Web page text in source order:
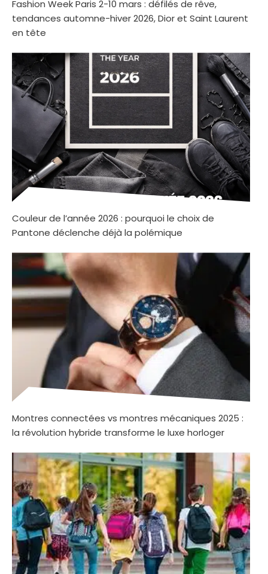
Fashion Week Paris 2-10 mars : défilés de rêve,
tendances automne-hiver 2026, Dior et Saint Laurent
en tête
Couleur de l’année 2026 : pourquoi le choix de
Pantone déclenche déjà la polémique
Montres connectées vs montres mécaniques 2025 :
la révolution hybride transforme le luxe horloger